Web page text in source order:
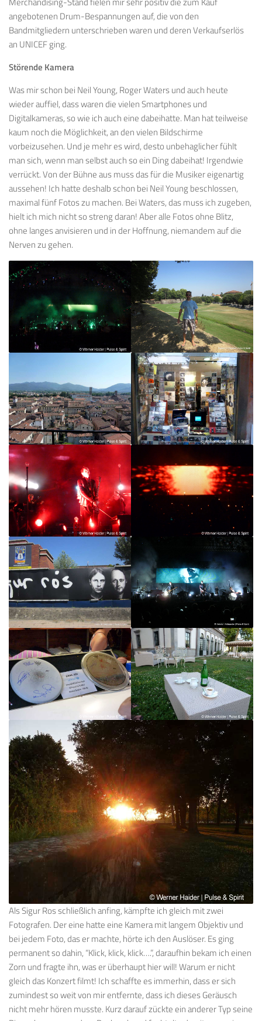
angebotenen Drum-Bespannungen auf, die von den
Bandmitgliedern unterschrieben waren und deren Verkaufserlös
an UNICEF ging.
Störende Kamera
Was mir schon bei Neil Young, Roger Waters und auch heute
wieder auffiel, dass waren die vielen Smartphones und
Digitalkameras, so wie ich auch eine dabeihatte. Man hat teilweise
kaum noch die Möglichkeit, an den vielen Bildschirme
vorbeizusehen. Und je mehr es wird, desto unbehaglicher fühlt
man sich, wenn man selbst auch so ein Ding dabeihat! Irgendwie
verrückt. Von der Bühne aus muss das für die Musiker eigenartig
aussehen! Ich hatte deshalb schon bei Neil Young beschlossen,
maximal fünf Fotos zu machen. Bei Waters, das muss ich zugeben,
hielt ich mich nicht so streng daran! Aber alle Fotos ohne Blitz,
ohne langes anvisieren und in der Hoffnung, niemandem auf die
Nerven zu gehen.
Als Sigur Ros schließlich anfing, kämpfte ich gleich mit zwei
Fotografen. Der eine hatte eine Kamera mit langem Objektiv und
bei jedem Foto, das er machte, hörte ich den Auslöser. Es ging
permanent so dahin, “Klick, klick, klick….”, daraufhin bekam ich einen
Zorn und fragte ihn, was er überhaupt hier will! Warum er nicht
gleich das Konzert filmt! Ich schaffte es immerhin, dass er sich
zumindest so weit von mir entfernte, dass ich dieses Geräusch
nicht mehr hören musste. Kurz darauf zückte ein anderer Typ seine